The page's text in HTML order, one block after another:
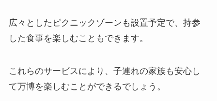
広々としたピクニックゾーンも設置予定で、持参
した食事を楽しむこともできます。
これらのサービスにより、子連れの家族も安心し
て万博を楽しむことができるでしょう。